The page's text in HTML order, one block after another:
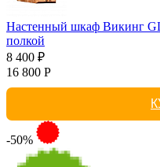
Настенный шкаф Викинг
полкой
8 400 ₽
16 800 Р
-50%